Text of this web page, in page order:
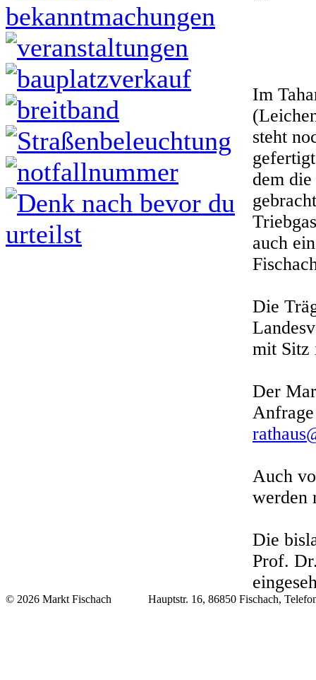
Im
steht
dem
auch
Die
mit Sitz
Der
Auch
werden
Die
Prof.
© 2026 Markt Fischach Hauptstr. 16, 86850 Fischach, Telefon